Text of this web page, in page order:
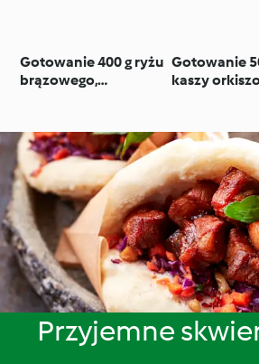
Gotowanie 400 g ryżu
brązowego,
Gotowanie
kaszy
Przyjemne